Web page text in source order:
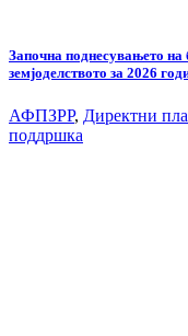
Започна поднесувањето на
земјоделството за 2026
АФПЗРР, Директни
поддршка